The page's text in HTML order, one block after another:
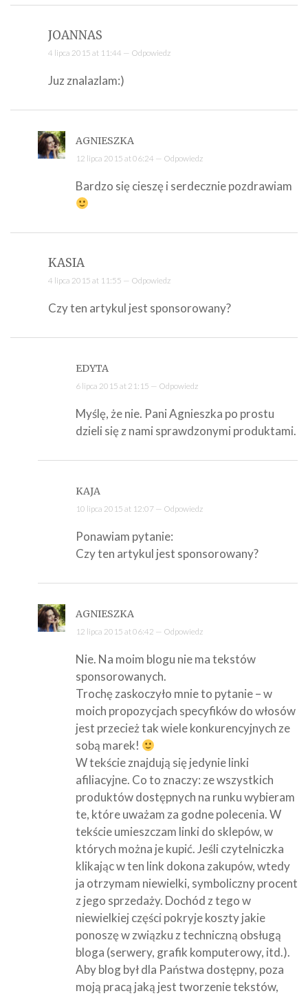
JOANNAS
4 lipca 2015 at 11:44 — Odpowiedz
Juz znalazlam:)
AGNIESZKA
12 lipca 2015 at 06:24 — Odpowiedz
Bardzo się cieszę i serdecznie pozdrawiam
KASIA
4 lipca 2015 at 11:55 — Odpowiedz
Czy ten artykul jest sponsorowany?
EDYTA
6 lipca 2015 at 21:15 — Odpowiedz
Myślę, że nie. Pani Agnieszka po prostu
dzieli się z nami sprawdzonymi produktami.
KAJA
10 lipca 2015 at 12:07 — Odpowiedz
Ponawiam pytanie:
Czy ten artykul jest sponsorowany?
AGNIESZKA
12 lipca 2015 at 06:42 — Odpowiedz
Nie. Na moim blogu nie ma tekstów
sponsorowanych.
Trochę zaskoczyło mnie to pytanie – w
moich propozycjach specyfików do włosów
jest przecież tak wiele konkurencyjnych ze
sobą marek!
W tekście znajdują się jedynie linki
afiliacyjne. Co to znaczy: ze wszystkich
produktów dostępnych na runku wybieram
te, które uważam za godne polecenia. W
tekście umieszczam linki do sklepów, w
których można je kupić. Jeśli czytelniczka
klikając w ten link dokona zakupów, wtedy
ja otrzymam niewielki, symboliczny procent
z jego sprzedaży. Dochód z tego w
niewielkiej części pokryje koszty jakie
ponoszę w związku z techniczną obsługą
bloga (serwery, grafik komputerowy, itd.).
Aby blog był dla Państwa dostępny, poza
moją pracą jaką jest tworzenie tekstów,